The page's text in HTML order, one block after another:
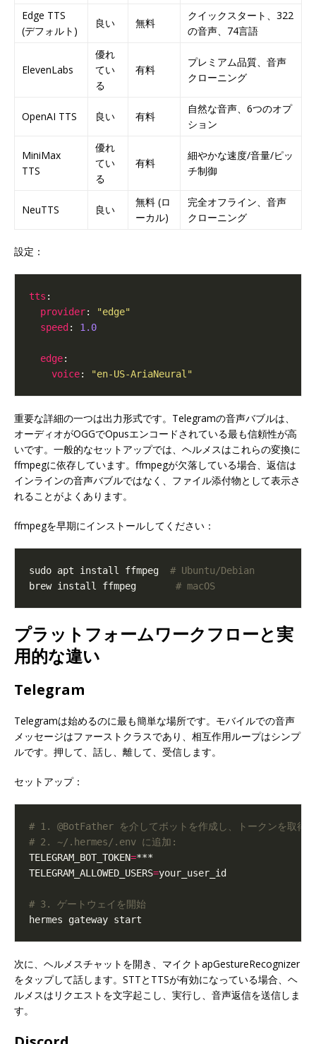
Edge TTS
(デフォルト)
良い 無料
クイックスタート、322
の音声、74言語
ElevenLabs
優れ
てい
る
有料
プレミアム品質、音声
クローニング
OpenAI TTS 良い 有料
自然な音声、6つのオプ
ション
MiniMax
TTS
優れ
てい
る
有料
細やかな速度/音量/ピッ
チ制御
NeuTTS 良い
無料 (ロ
ーカル)
完全オフライン、音声
クローニング
設定：
tts
provider:
"edge"
speed : 1.0
edge
voice: "en-US-AriaNeural"
重要な詳細の一つは出力形式です。Telegramの音声バブルは、
オーディオがOGGでOpusエンコードされている最も信頼性が高
いです。一般的なセットアップでは、ヘルメスはこれらの変換に
ffmpegに依存しています。ffmpegが欠落している場合、返信は
インラインの音声バブルではなく、ファイル添付物として表示さ
れることがよくあります。
ffmpegを早期にインストールしてください：
sudo apt install ffmpeg # Ubuntu/Debian
brew install ffmpeg # macOS
プラットフォームワークフローと実
用的な違い
Telegram
Telegramは始めるのに最も簡単な場所です。モバイルでの音声
メッセージはファーストクラスであり、相互作用ループはシンプ
ルです。押して、話し、離して、受信します。
セットアップ：
# 1. @BotFather を介してボットを作成し、トークンを取得
# 2. ~/.hermes/.env に追加:
TELEGRAM_BOT_TOKEN=
TELEGRAM_ALLOWED_USERS=
# 3. ゲートウェイを開始
次に、ヘルメスチャットを開き、マイクトapGestureRecognizer
をタップして話します。STTとTTSが有効になっている場合、ヘ
ルメスはリクエストを文字起こし、実行し、音声返信を送信しま
す。